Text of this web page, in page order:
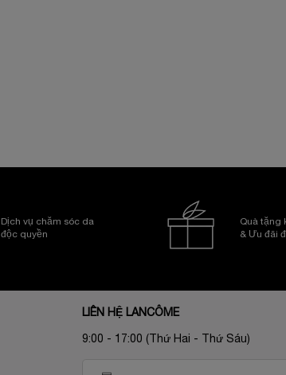
Dịch vụ chăm sóc da
độc quyền
Quà tặng
& Ưu đãi
LIÊN HỆ LANCÔME
9:00 - 17:00 (Thứ Hai - Thứ Sáu)